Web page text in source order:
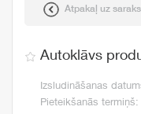
Atpakaļ uz
Autoklāvs
Izsludināšanas
Pieteikšanās termiņš: